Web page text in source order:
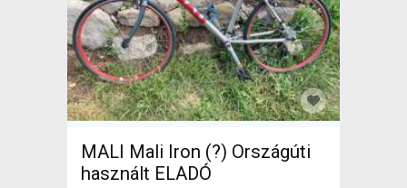
MALI Mali Iron (?) Országúti
használt ELADÓ